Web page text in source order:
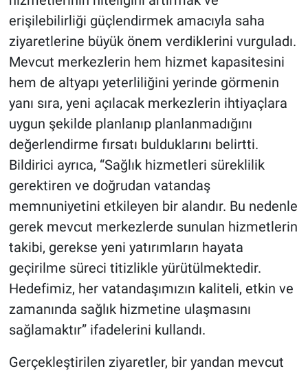
erişilebilirliği güçlendirmek amacıyla saha
ziyaretlerine büyük önem verdiklerini vurguladı.
Mevcut merkezlerin hem hizmet kapasitesini
hem de altyapı yeterliliğini yerinde görmenin
yanı sıra, yeni açılacak merkezlerin ihtiyaçlara
uygun şekilde planlanıp planlanmadığını
değerlendirme fırsatı bulduklarını belirtti.
Bildirici ayrıca, “Sağlık hizmetleri süreklilik
gerektiren ve doğrudan vatandaş
memnuniyetini etkileyen bir alandır. Bu nedenle
gerek mevcut merkezlerde sunulan hizmetlerin
takibi, gerekse yeni yatırımların hayata
geçirilme süreci titizlikle yürütülmektedir.
Hedefimiz, her vatandaşımızın kaliteli, etkin ve
zamanında sağlık hizmetine ulaşmasını
sağlamaktır” ifadelerini kullandı.
Gerçekleştirilen ziyaretler, bir yandan mevcut